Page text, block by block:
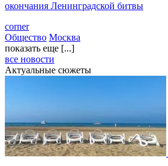
окончания Ленинградской битвы
corner
Общество Москва
показать еще [...]
все новости
Актуальные сюжеты